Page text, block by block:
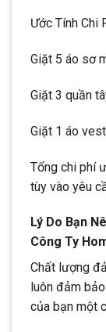
Ước Tính Chi
Giặt 5 áo sơ
Giặt 3 quần
Giặt 1 áo
Tổng chi phí
tùy vào yêu
Lý Do Bạn
Công Ty
Chất lượng
luôn đảm
của bạn một